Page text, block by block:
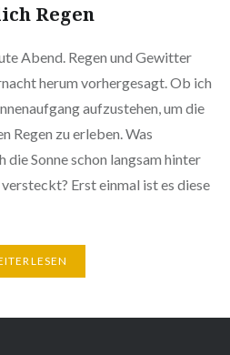
Regen
Abend. Regen und Gewitter
herum vorhergesagt. Ob ich
aufzustehen, um die
Regen zu erleben. Was
Sonne schon langsam hinter
Erst einmal ist es diese